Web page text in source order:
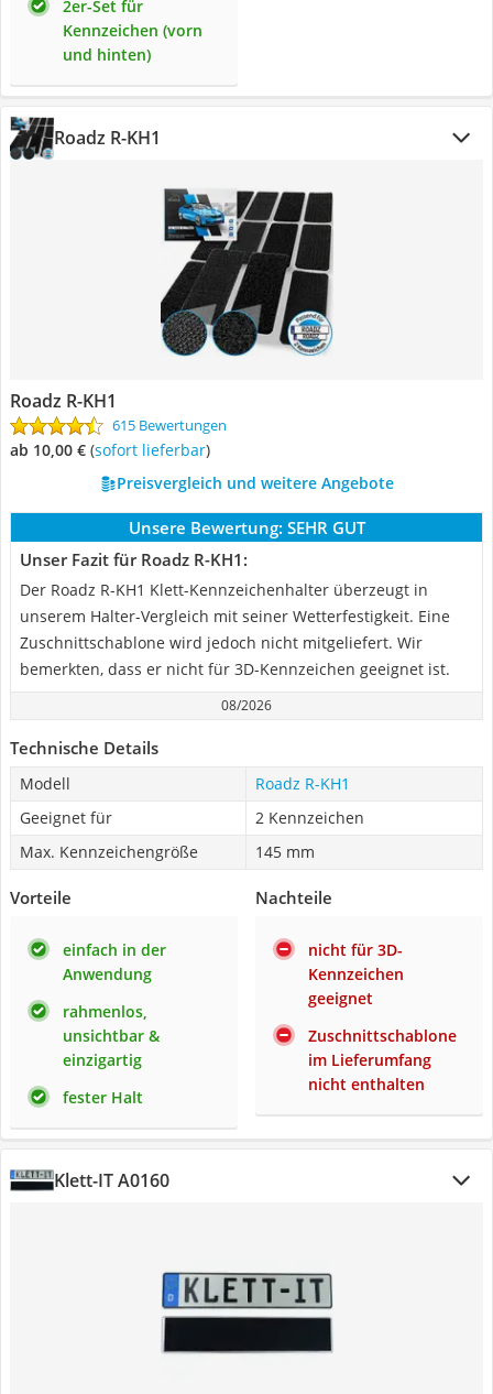
2er-Set für
Kennzeichen (vorn
und hinten)
Roadz R-KH1
Roadz R-KH1
615 Bewertungen
ab 10,00 € ( Sofort lieferbar)
Preisvergleich und weitere Angebote
Unsere Bewertung: SEHR GUT
Unser Fazit für Roadz R-KH1:
Der Roadz R-KH1 Klett-Kennzeichenhalter überzeugt in
unserem Halter-Vergleich mit seiner Wetterfestigkeit. Eine
Zuschnittschablone wird jedoch nicht mitgeliefert. Wir
bemerkten, dass er nicht für 3D-Kennzeichen geeignet ist.
08/2026
Technische Details
Modell
Roadz R-KH1
Geeignet für
2 Kennzeichen
Max. Kennzeichengröße
145 mm
Vorteile
einfach in der
Anwendung
rahmenlos,
unsichtbar &
einzigartig
fester Halt
Nachteile
nicht für 3D-
Kennzeichen
geeignet
Zuschnittschablone
im Lieferumfang
nicht enthalten
Klett-IT A0160